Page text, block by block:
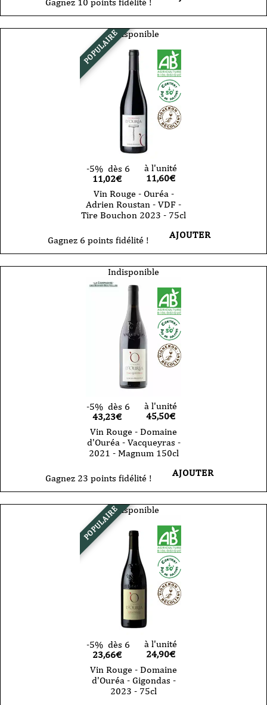
POPULAIREIndisponible
-5% dès 6
11,02€
à l'unité
11,60€
Vin Rouge - Ouréa -
Adrien Roustan - VDF -
Tire Bouchon 2023 - 75cl
Gagnez 6 points fidélité ! AJOUTER
Indisponible
-5% dès 6
43,23€
à l'unité
45,50€
Vin Rouge - Domaine
d'Ouréa - Vacqueyras -
2021 - Magnum 150cl
Gagnez 23 points fidélité ! AJOUTER
POPULAIREIndisponible
-5% dès 6
23,66€
à l'unité
24,90€
Vin Rouge - Domaine
d'Ouréa - Gigondas -
2023 - 75cl